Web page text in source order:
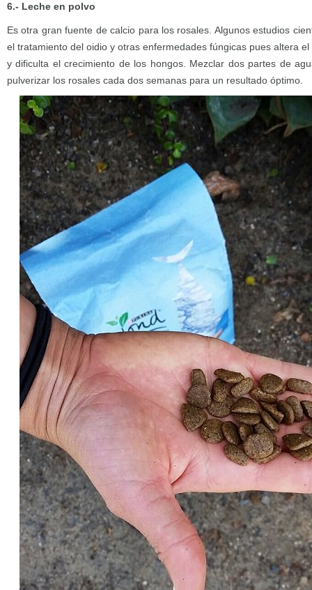
6.- Leche en polvo
Es otra gran fuente de calcio para los rosales. Algunos estudios
el tratamiento del oidio y otras enfermedades fúngicas pues altera
y dificulta el crecimiento de los hongos. Mezclar dos partes de
pulverizar los rosales cada dos semanas para un resultado óptimo.